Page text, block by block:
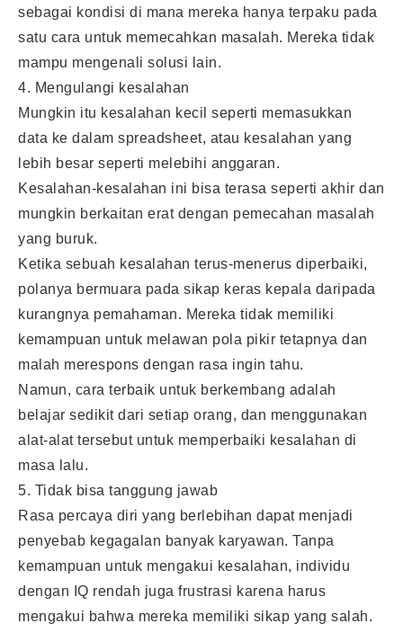
sebagai kondisi di mana mereka hanya terpaku pada
satu cara untuk memecahkan masalah. Mereka tidak
mampu mengenali solusi lain.
4. Mengulangi kesalahan
Mungkin itu kesalahan kecil seperti memasukkan
data ke dalam spreadsheet, atau kesalahan yang
lebih besar seperti melebihi anggaran.
Kesalahan-kesalahan ini bisa terasa seperti akhir dan
mungkin berkaitan erat dengan pemecahan masalah
yang buruk.
Ketika sebuah kesalahan terus-menerus diperbaiki,
polanya bermuara pada sikap keras kepala daripada
kurangnya pemahaman. Mereka tidak memiliki
kemampuan untuk melawan pola pikir tetapnya dan
malah merespons dengan rasa ingin tahu.
Namun, cara terbaik untuk berkembang adalah
belajar sedikit dari setiap orang, dan menggunakan
alat-alat tersebut untuk memperbaiki kesalahan di
masa lalu.
5. Tidak bisa tanggung jawab
Rasa percaya diri yang berlebihan dapat menjadi
penyebab kegagalan banyak karyawan. Tanpa
kemampuan untuk mengakui kesalahan, individu
dengan IQ rendah juga frustrasi karena harus
mengakui bahwa mereka memiliki sikap yang salah.